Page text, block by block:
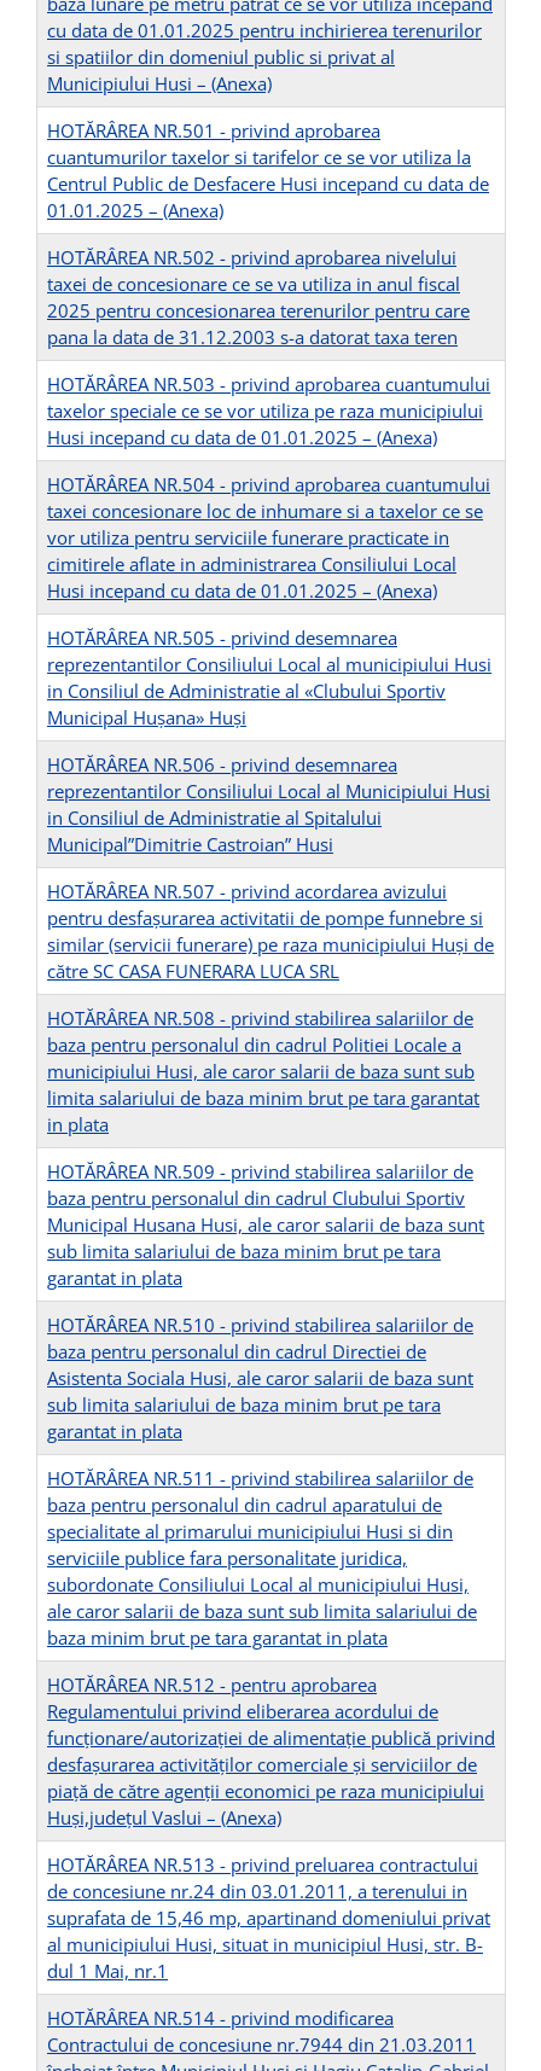
cu data de 01.01.2025 pentru inchirierea terenurilor
si spatiilor din domeniul public si privat al
Municipiului Husi – (Anexa)
HOTĂRÂREA NR.501 - privind aprobarea
cuantumurilor taxelor si tarifelor ce se vor utiliza la
Centrul Public de Desfacere Husi incepand cu data de
01.01.2025 – (Anexa)
HOTĂRÂREA NR.502 - privind aprobarea nivelului
taxei de concesionare ce se va utiliza in anul fiscal
2025 pentru concesionarea terenurilor pentru care
pana la data de 31.12.2003 s-a datorat taxa teren
HOTĂRÂREA NR.503 - privind aprobarea cuantumului
taxelor speciale ce se vor utiliza pe raza municipiului
Husi incepand cu data de 01.01.2025 – (Anexa)
HOTĂRÂREA NR.504 - privind aprobarea cuantumului
taxei concesionare loc de inhumare si a taxelor ce se
vor utiliza pentru serviciile funerare practicate in
cimitirele aflate in administrarea Consiliului Local
Husi incepand cu data de 01.01.2025 – (Anexa)
HOTĂRÂREA NR.505 - privind desemnarea
reprezentantilor Consiliului Local al municipiului Husi
in Consiliul de Administratie al «Clubului Sportiv
Municipal Hușana» Huși
HOTĂRÂREA NR.506 - privind desemnarea
reprezentantilor Consiliului Local al Municipiului Husi
in Consiliul de Administratie al Spitalului
Municipal”Dimitrie Castroian” Husi
HOTĂRÂREA NR.507 - privind acordarea avizului
pentru desfașurarea activitatii de pompe funnebre si
similar (servicii funerare) pe raza municipiului Huși de
către SC CASA FUNERARA LUCA SRL
HOTĂRÂREA NR.508 - privind stabilirea salariilor de
baza pentru personalul din cadrul Politiei Locale a
municipiului Husi, ale caror salarii de baza sunt sub
limita salariului de baza minim brut pe tara garantat
in plata
HOTĂRÂREA NR.509 - privind stabilirea salariilor de
baza pentru personalul din cadrul Clubului Sportiv
Municipal Husana Husi, ale caror salarii de baza sunt
sub limita salariului de baza minim brut pe tara
garantat in plata
HOTĂRÂREA NR.510 - privind stabilirea salariilor de
baza pentru personalul din cadrul Directiei de
Asistenta Sociala Husi, ale caror salarii de baza sunt
sub limita salariului de baza minim brut pe tara
garantat in plata
HOTĂRÂREA NR.511 - privind stabilirea salariilor de
baza pentru personalul din cadrul aparatului de
specialitate al primarului municipiului Husi si din
serviciile publice fara personalitate juridica,
subordonate Consiliului Local al municipiului Husi,
ale caror salarii de baza sunt sub limita salariului de
baza minim brut pe tara garantat in plata
HOTĂRÂREA NR.512 - pentru aprobarea
Regulamentului privind eliberarea acordului de
funcționare/autorizației de alimentație publică privind
desfașurarea activităților comerciale și serviciilor de
piață de către agenții economici pe raza municipiului
Huși,județul Vaslui – (Anexa)
HOTĂRÂREA NR.513 - privind preluarea contractului
de concesiune nr.24 din 03.01.2011, a terenului in
suprafata de 15,46 mp, apartinand domeniului privat
al municipiului Husi, situat in municipiul Husi, str. B-
dul 1 Mai, nr.1
HOTĂRÂREA NR.514 - privind modificarea
Contractului de concesiune nr.7944 din 21.03.2011